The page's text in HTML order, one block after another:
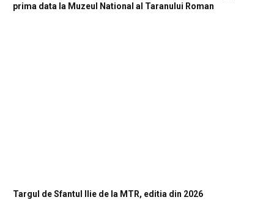
prima data la Muzeul National al Taranului Roman
Targul de Sfantul Ilie de la MTR, editia din 2026